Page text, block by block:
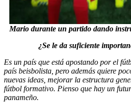
Mario durante un partido dando
¿Se le da suficiente
Es un país que está apostando por el
país beisbolista, pero además quiere
nuevas ideas, mejorar la estructura
fútbol formativo. Pienso que hay un
panameño.